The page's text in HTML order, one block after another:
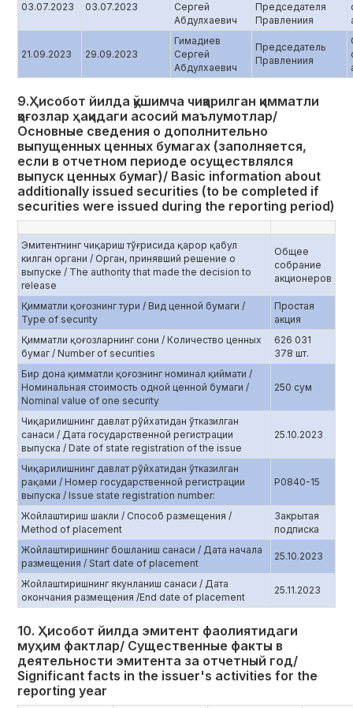
03.07.2023 03.07.2023
Сергей
Абдулхаевич
Председателя
Правлениия
21.09.2023 29.09.2023
Гимадиев
Сергей
Абдулхаевич
Председатель
Правлениия
9.Ҳисобот йилда қўшимча чиқарилган қимматли
қоғозлар ҳақидаги асосий маълумотлар/
Основные сведения о дополнительно
выпущенных ценных бумагах (заполняется,
если в отчетном периоде осуществлялся
выпуск ценных бумаг)/ Basic information about
additionally issued securities (to be completed if
securities were issued during the reporting period)
Эмитентнинг чиқариш тўғрисида қарор қабул
килган органи / Орган, принявший решение о
выпуске / The authority that made the decision to
release
Общее
собрание
акционеров
Қимматли қоғознинг тури / Вид ценной бумаги /
Type of security
Простая
акция
Қимматли қоғозларнинг сони / Количество ценных
бумаг / Number of securities
626 031
378 шт.
Бир дона қимматли қоғознинг номинал қиймати /
Номинальная стоимость одной ценной бумаги /
Nominal value of one security
250 сум
Чиқарилишнинг давлат рўйхатидан ўтказилган
санаси / Дата государственной регистрации
выпуска / Date of state registration of the issue
25.10.2023
Чиқарилишнинг давлат рўйхатидан ўтказилган
рақами / Номер государственной регистрации
выпуска / Issue state registration number:
Р0840-15
Жойлаштириш шакли / Способ размещения /
Method of placement
Закрытая
подписка
Жойлаштиришнинг бошланиш санаси / Дата начала
размещения / Start date of placement
25.10.2023
Жойлаштиришнинг якунланиш санаси / Дата
окончания размещения /End date of placement
25.11.2023
10. Ҳисобот йилда эмитент фаолиятидаги
муҳим фактлар/ Существенные факты в
деятельности эмитента за отчетный год/
Significant facts in the issuer's activities for the
reporting year